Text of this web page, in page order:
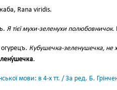
Rana viridis.
Я тієї мухи-зеленухи полюбовничок.
Кубушечка-зеленушечка, не
.
мови: в 4-х тт. / За ред. Б.